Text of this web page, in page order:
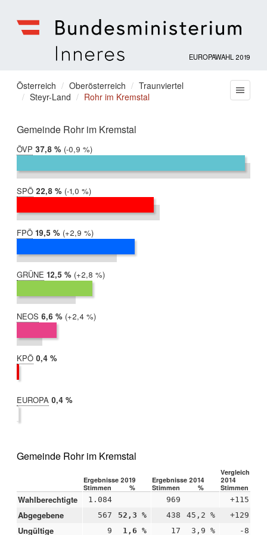
für
Inneres
EUROPAWAHL 2019
Sie
befinden
hier:
Österreich Oberösterreich
Traunviertel
Steyr-Land
Rohr im Kremstal
Gemeinde Rohr im Kremstal
ÖVP 2019:
37,8 %
2014:
38,7 %
Differenz:
-0,9 %
SPÖ 2019:
22,8 %
2014:
23,8 %
Differenz:
-1,0 %
FPÖ 2019:
19,5 %
2014:
16,6 %
Differenz:
+2,9 %
GRÜNE 2019:
12,5 %
2014:
9,7 %
Differenz:
+2,8 %
NEOS 2019:
6,6 %
2014:
4,3 %
Differenz:
+2,4 %
KPÖ 2019:
0,4 %
EUROPA 2019:
0,4 %
Gemeinde Rohr im Kremstal
Ergebnisse 2019 Ergebnisse 2014
Vergleich
2014
Stimmen
% Stimmen % Stimmen
Wahlberechtigte 1.084 969 +115
Abgegebene 567 52,3 % 438 45,2 % +129
Ungültige 9 1,6 % 17 3,9 % -8